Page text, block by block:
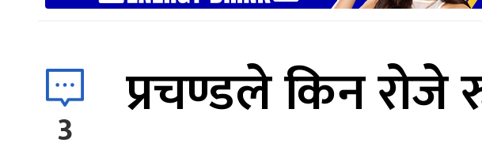
3 प्रचण्डले किन रोजे